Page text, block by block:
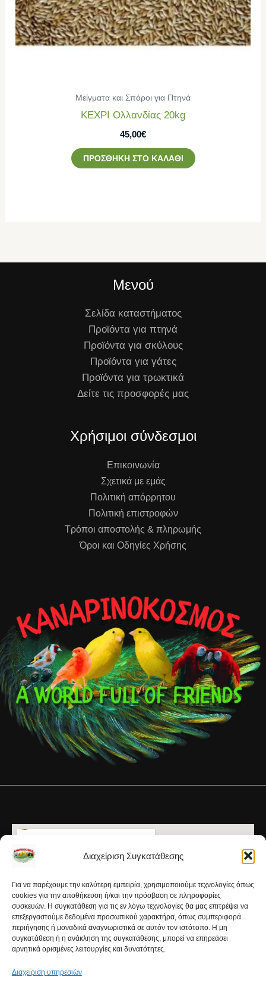
Διαχείριση Συγκατάθεσης
Για να παρέχουμε την καλύτερη εμπειρία, χρησιμοποιούμε τεχνολογίες όπως
cookies για την αποθήκευση ή/και την πρόσβαση σε πληροφορίες
συσκευών. Η συγκατάθεση για τις εν λόγω τεχνολογίες θα μας επιτρέψει να
επεξεργαστούμε δεδομένα προσωπικού χαρακτήρα, όπως συμπεριφορά
περιήγησης ή μοναδικά αναγνωριστικά σε αυτόν τον ιστότοπο. Η μη
συγκατάθεση ή η ανάκληση της συγκατάθεσης, μπορεί να επηρεάσει
αρνητικά ορισμένες λειτουργίες και δυνατότητες.
Διαχείριση υπηρεσιών
Μείγματα και Σπόροι για Πτηνά
ΚΕΧΡΙ Ολλανδίας 20kg
45,00€
ΠΡΟΣΘΉΚΗ ΣΤΟ ΚΑΛΆΘΙ
Μενού
Σελίδα καταστήματος
Προϊόντα για πτηνά
Προϊόντα για σκύλους
Προϊόντα για γάτες
Προϊόντα για τρωκτικά
Δείτε τις προσφορές μας
Χρήσιμοι σύνδεσμοι
Επικοινωνία
Σχετικά με εμάς
Πολιτική απόρρητου
Πολιτική επιστροφών
Τρόποι αποστολής & πληρωμής
Όροι και Οδηγίες Χρήσης